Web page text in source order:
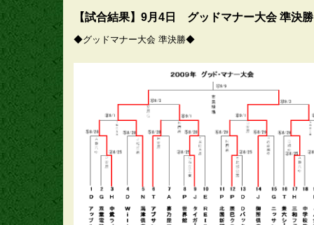
【試合結果】9月4日 グッドマナー大会 準決勝
◆グッドマナー大会 準決勝◆